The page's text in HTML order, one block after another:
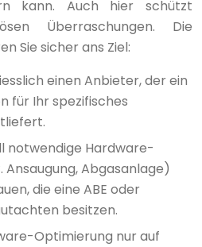
kann. Auch hier schützt
Überraschungen. Die
Sie sicher ans Ziel:
einen Anbieter, der ein
für Ihr spezifisches
notwendige Hardware-
Ansaugung, Abgasanlage)
die eine ABE oder
besitzen.
Optimierung nur auf